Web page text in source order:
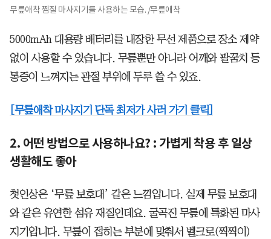
무릎애착 찜질 마사지기를 사용하는 모습. /무릎애착
5000mAh 대용량 배터리를 내장한 무선 제품으로 장소 제약
없이 사용할 수 있습니다. 무릎뿐만 아니라 어깨와 팔꿈치 등
통증이 느껴지는 관절 부위에 두루 쓸 수 있죠.
[무릎애착 마사지기 단독 최저가 사러 가기 클릭]
2. 어떤 방법으로 사용하나요? : 가볍게 착용 후 일상
생활해도 좋아
첫인상은 ‘무릎 보호대’ 같은 느낌입니다. 실제 무릎 보호대
와 같은 유연한 섬유 재질인데요. 굴곡진 무릎에 특화된 마사
지기입니다. 무릎이 접히는 부분에 맞춰서 벨크로(찍찍이)